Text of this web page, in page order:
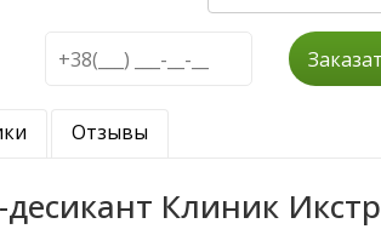
Отзывы
Клиник